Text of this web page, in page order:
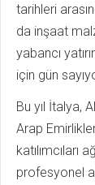
tarihleri
da inşaat
yabancı
için gün
Bu yıl İtalya,
Arap
katılımcıları
profesyonel